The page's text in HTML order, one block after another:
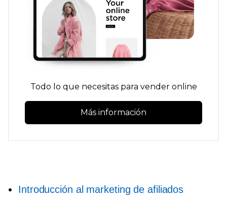
Todo lo que necesitas para vender online
Más información
Introducción al marketing de afiliados